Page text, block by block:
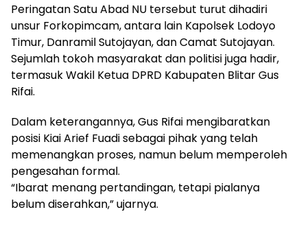
Peringatan Satu Abad NU tersebut turut dihadiri
unsur Forkopimcam, antara lain Kapolsek Lodoyo
Timur, Danramil Sutojayan, dan Camat Sutojayan.
Sejumlah tokoh masyarakat dan politisi juga hadir,
termasuk Wakil Ketua DPRD Kabupaten Blitar Gus
Rifai.
Dalam keterangannya, Gus Rifai mengibaratkan
posisi Kiai Arief Fuadi sebagai pihak yang telah
memenangkan proses, namun belum memperoleh
pengesahan formal.
“Ibarat menang pertandingan, tetapi pialanya
belum diserahkan,” ujarnya.